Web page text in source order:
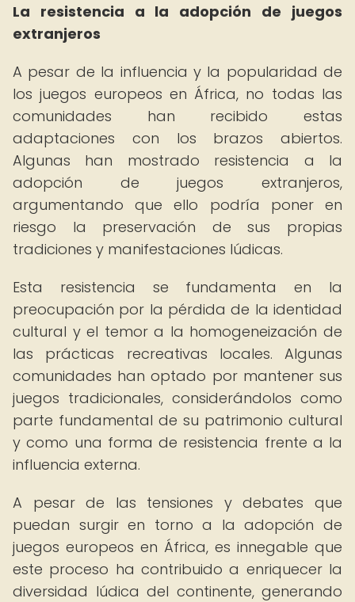
La resistencia a la adopción de juegos
extranjeros
A pesar de la influencia y la popularidad de
los juegos europeos en África, no todas las
comunidades han recibido estas
adaptaciones con los brazos abiertos.
Algunas han mostrado resistencia a la
adopción de juegos extranjeros,
argumentando que ello podría poner en
riesgo la preservación de sus propias
tradiciones y manifestaciones lúdicas.
Esta resistencia se fundamenta en la
preocupación por la pérdida de la identidad
cultural y el temor a la homogeneización de
las prácticas recreativas locales. Algunas
comunidades han optado por mantener sus
juegos tradicionales, considerándolos como
parte fundamental de su patrimonio cultural
y como una forma de resistencia frente a la
influencia externa.
A pesar de las tensiones y debates que
puedan surgir en torno a la adopción de
juegos europeos en África, es innegable que
este proceso ha contribuido a enriquecer la
diversidad lúdica del continente, generando